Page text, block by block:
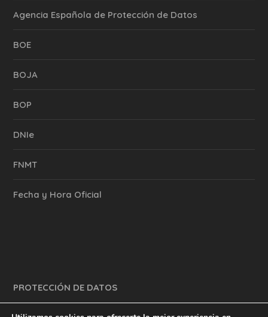
Agencia Española de Protección de Datos
BOE
BOJA
BOP
DNIe
FNMT
Fecha y Hora Oficial
PROTECCIÓN DE DATOS